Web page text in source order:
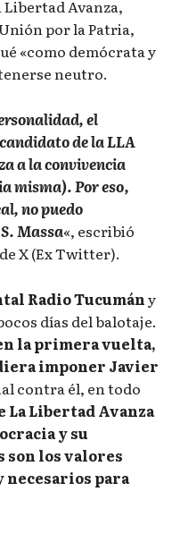
Avanza,
por la Patria,
«como demócrata y
neutro.
el
de la LLA
a la convivencia
misma). Por eso,
no puedo
Massa«, escribió
X (Ex Twitter).
Radio Tucumány
días del balotaje.
la primera vuelta,
imponer Javier
contra él, en todo
La Libertad Avanza
y su
son los valores
para